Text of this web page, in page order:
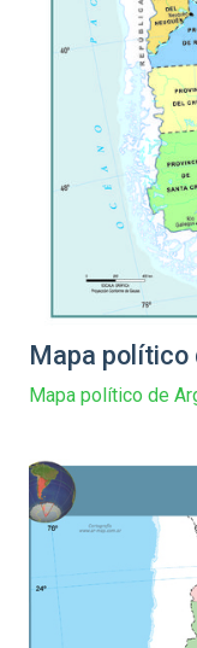
Mapa político
Mapa político de